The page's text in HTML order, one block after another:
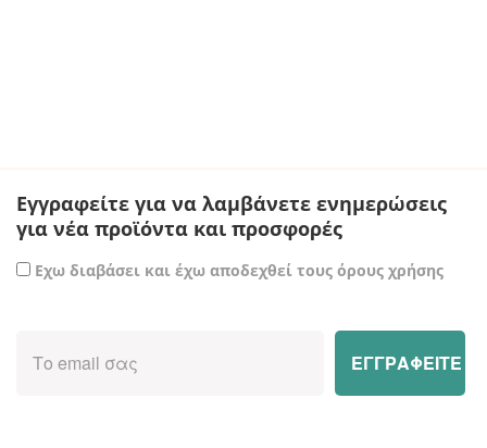
Εγγραφείτε για να λαμβάνετε ενημερώσεις
για νέα προϊόντα και προσφορές
Εχω διαβάσει και έχω αποδεχθεί τους όρους χρήσης